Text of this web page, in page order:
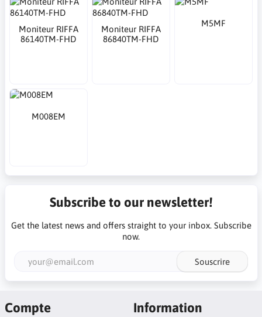
Moniteur RIFFA
86140TM-FHD
Moniteur RIFFA
86840TM-FHD
M5MF
M008EM
Subscribe to our newsletter!
Get the latest news and offers straight to your inbox. Subscribe
now.
Souscrire
Compte Information